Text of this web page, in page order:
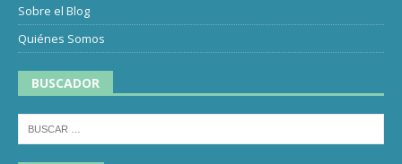
Sobre el Blog
Quiénes Somos
BUSCADOR